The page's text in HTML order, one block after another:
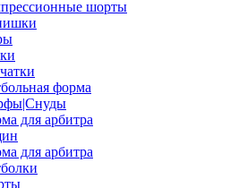
шорты
форма
для арбитра
для арбитра